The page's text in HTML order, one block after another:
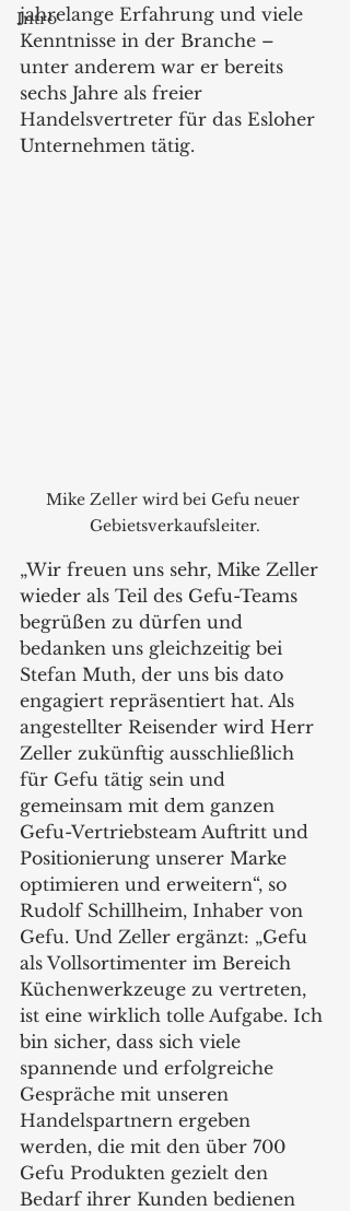
Intro
jahrelange Erfahrung und viele
Kenntnisse in der Branche –
unter anderem war er bereits
sechs Jahre als freier
Handelsvertreter für das Esloher
Unternehmen tätig.
Mike Zeller wird bei Gefu neuer
Gebietsverkaufsleiter.
„Wir freuen uns sehr, Mike Zeller
wieder als Teil des Gefu-Teams
begrüßen zu dürfen und
bedanken uns gleichzeitig bei
Stefan Muth, der uns bis dato
engagiert repräsentiert hat. Als
angestellter Reisender wird Herr
Zeller zukünftig ausschließlich
für Gefu tätig sein und
gemeinsam mit dem ganzen
Gefu-Vertriebsteam Auftritt und
Positionierung unserer Marke
optimieren und erweitern“, so
Rudolf Schillheim, Inhaber von
Gefu. Und Zeller ergänzt: „Gefu
als Vollsortimenter im Bereich
Küchenwerkzeuge zu vertreten,
ist eine wirklich tolle Aufgabe. Ich
bin sicher, dass sich viele
spannende und erfolgreiche
Gespräche mit unseren
Handelspartnern ergeben
werden, die mit den über 700
Gefu Produkten gezielt den
Bedarf ihrer Kunden bedienen